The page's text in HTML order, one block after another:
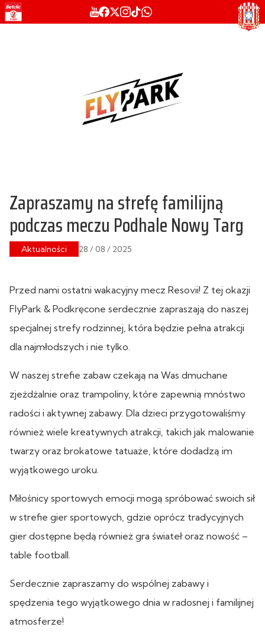
Zapraszamy na strefę familijną
podczas meczu Podhale Nowy Targ
Aktualności 28 / 08 / 2025
Przed nami ostatni wakacyjny mecz Resovii! Z tej okazji
FlyPark & Podkręcone serdecznie zapraszają do naszej
specjalnej strefy rodzinnej, która będzie pełna atrakcji
dla najmłodszych i nie tylko.
W naszej strefie zabaw czekają na Was dmuchane
zjeżdżalnie oraz trampoliny, które zapewnią mnóstwo
radości i aktywnej zabawy. Dla dzieci przygotowaliśmy
również wiele kreatywnych atrakcji, takich jak malowanie
twarzy oraz brokatowe tatuaże, które dodadzą im
wyjątkowego uroku.
Miłośnicy sportowych emocji mogą spróbować swoich sił
w strefie gier sportowych, gdzie oprócz tradycyjnych
gier dostępne będą również gra świateł oraz nowość –
table football.
Serdecznie zapraszamy do wspólnej zabawy i
spędzenia tego wyjątkowego dnia w radosnej i familijnej
atmosferze!